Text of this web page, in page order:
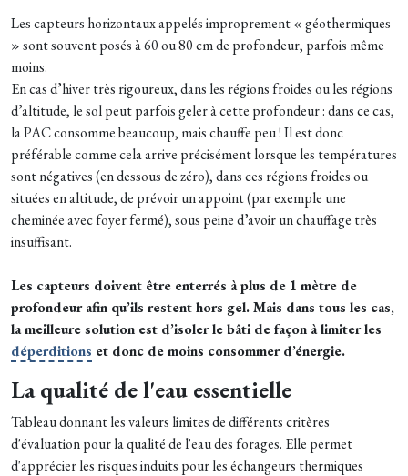
Les capteurs horizontaux appelés improprement « géothermiques
» sont souvent posés à 60 ou 80 cm de profondeur, parfois même
moins.
En cas d’hiver très rigoureux, dans les régions froides ou les régions
d’altitude, le sol peut parfois geler à cette profondeur : dans ce cas,
la PAC consomme beaucoup, mais chauffe peu ! Il est donc
préférable comme cela arrive précisément lorsque les températures
sont négatives (en dessous de zéro), dans ces régions froides ou
situées en altitude, de prévoir un appoint (par exemple une
cheminée avec foyer fermé), sous peine d’avoir un chauffage très
insuffisant.
Les capteurs doivent être enterrés à plus de 1 mètre de
profondeur afin qu’ils restent hors gel. Mais dans tous les cas,
la meilleure solution est d’isoler le bâti de façon à limiter les
déperditions et donc de moins consommer d’énergie.
La qualité de l'eau essentielle
Tableau donnant les valeurs limites de différents critères
d'évaluation pour la qualité de l'eau des forages. Elle permet
d'apprécier les risques induits pour les échangeurs thermiques